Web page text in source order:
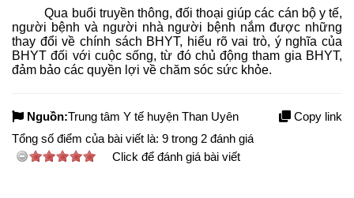
Qua buổi truyền thông, đối thoại giúp các cán bộ y tế,
người bệnh và người nhà người bệnh nắm được những
thay đổi về chính sách BHYT, hiểu rõ vai trò, ý nghĩa của
BHYT đối với cuộc sống, từ đó chủ động tham gia BHYT,
đảm bảo các quyền lợi về chăm sóc sức khỏe.
Nguồn:Trung tâm Y tế huyện Than Uyên
Copy link
Tổng số điểm của bài viết là: 9 trong 2 đánh giá
Click để đánh giá bài viết